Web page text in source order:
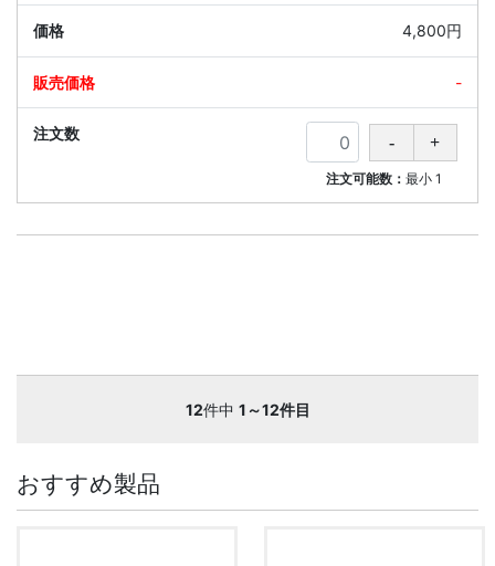
4,800円
-
注文可能数：最小 1
12件中 1～12件目
おすすめ製品